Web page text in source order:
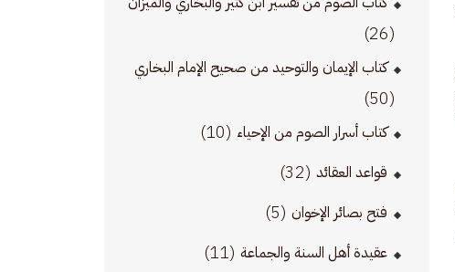
(26)
كتاب الإيمان والتوحيد من صحيح الإمام البخاري
(50)
كتاب أسرار الصوم من الإحياء (10)
قواعد العقائد (32)
فتح بصائر الإخوان (5)
عقيدة أهل السنة والجماعة (11)